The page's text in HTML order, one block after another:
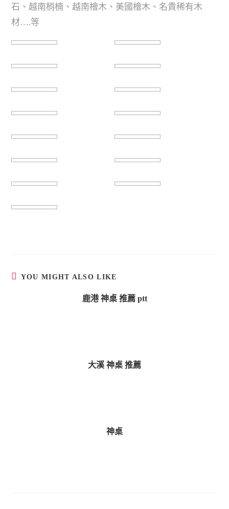
石、越南梢楠、越南檜木、美國檜木、名貴稀有木
材….等
YOU MIGHT ALSO LIKE
鹿港 神桌 推薦 ptt
大溪 神桌 推薦
神桌